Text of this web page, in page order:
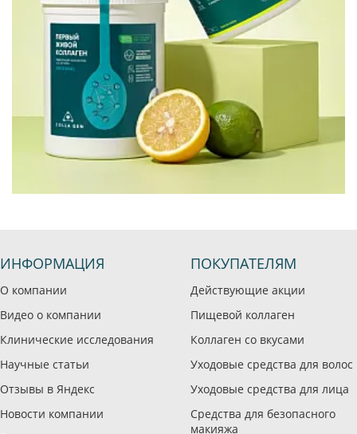
ИНФОРМАЦИЯ
О компании
Видео о компании
Клинические исследования
Научные статьи
Отзывы в Яндекс
Новости компании
ПОКУПАТЕЛЯМ
Действующие акции
Пищевой коллаген
Коллаген со вкусами
Уходовые средства для волос
Уходовые средства для лица
Средства для безопасного
макияжа